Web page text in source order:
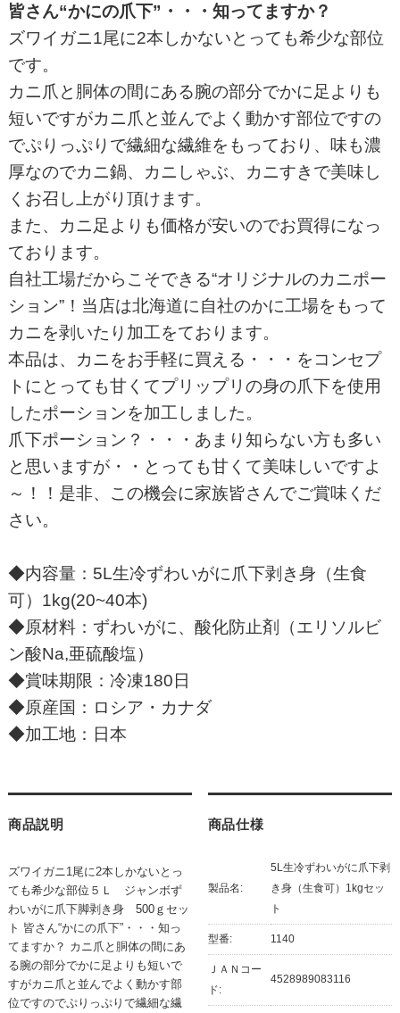
皆さん“かにの爪下”・・・知ってますか？
ズワイガニ1尾に2本しかないとっても希少な部位
です。
カニ爪と胴体の間にある腕の部分でかに足よりも
短いですがカニ爪と並んでよく動かす部位ですの
でぷりっぷりで繊細な繊維をもっており、味も濃
厚なのでカニ鍋、カニしゃぶ、カニすきで美味し
くお召し上がり頂けます。
また、カニ足よりも価格が安いのでお買得になっ
ております。
自社工場だからこそできる“オリジナルのカニポー
ション”！当店は北海道に自社のかに工場をもって
カニを剥いたり加工をております。
本品は、カニをお手軽に買える・・・をコンセプ
トにとっても甘くてプリップリの身の爪下を使用
したポーションを加工しました。
爪下ポーション？・・・あまり知らない方も多い
と思いますが・・とっても甘くて美味しいですよ
～！！是非、この機会に家族皆さんでご賞味くだ
さい。
◆内容量：5L生冷ずわいがに爪下剥き身（生食
可）1kg(20~40本)
◆原材料：ずわいがに、酸化防止剤（エリソルビ
ン酸Na,亜硫酸塩）
◆賞味期限：冷凍180日
◆原産国：ロシア・カナダ
◆加工地：日本
商品説明
ズワイガニ1尾に2本しかないとっ
ても希少な部位５Ｌ ジャンボず
わいがに爪下脚剥き身 500ｇセッ
ト 皆さん“かにの爪下”・・・知っ
てますか？ カニ爪と胴体の間にあ
る腕の部分でかに足よりも短いで
すがカニ爪と並んでよく動かす部
位ですのでぷりっぷりで繊細な繊
商品仕様
製品名:
5L生冷ずわいがに爪下剥
き身（生食可）1kgセッ
ト
型番: 1140
ＪＡＮコー
ド:
4528989083116